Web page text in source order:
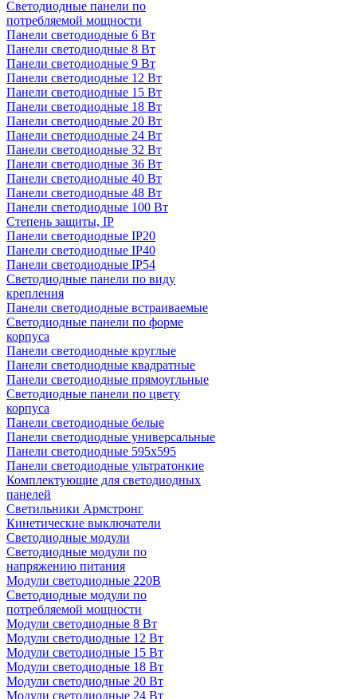
Светодиодные панели по
потребляемой мощности
Панели светодиодные 6 Вт
Панели светодиодные 8 Вт
Панели светодиодные 9 Вт
Панели светодиодные 12 Вт
Панели светодиодные 15 Вт
Панели светодиодные 18 Вт
Панели светодиодные 20 Вт
Панели светодиодные 24 Вт
Панели светодиодные 32 Вт
Панели светодиодные 36 Вт
Панели светодиодные 40 Вт
Панели светодиодные 48 Вт
Панели светодиодные 100 Вт
Степень защиты, IP
Панели светодиодные IP20
Панели светодиодные IP40
Панели светодиодные IP54
Светодиодные панели по виду
крепления
Панели светодиодные встраиваемые
Светодиодные панели по форме
корпуса
Панели светодиодные круглые
Панели светодиодные квадратные
Панели светодиодные прямоугльные
Светодиодные панели по цвету
корпуса
Панели светодиодные белые
Панели светодиодные универсальные
Панели светодиодные 595х595
Панели светодиодные ультратонкие
Комплектующие для светодиодных
панелей
Светильники Армстронг
Кинетические выключатели
Светодиодные модули
Светодиодные модули по
напряжению питания
Модули светодиодные 220В
Светодиодные модули по
потребляемой мощности
Модули светодиодные 8 Вт
Модули светодиодные 12 Вт
Модули светодиодные 15 Вт
Модули светодиодные 18 Вт
Модули светодиодные 20 Вт
Модули светодиодные 24 Вт